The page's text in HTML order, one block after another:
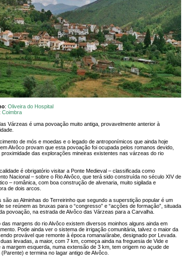
: Oliveira do Hospital
Coimbra
Várzeas é uma povoação muito antiga, provavelmente anterior à
de mós e moedas e o legado de antroponímicos que ainda hoje
Alvôco provam que esta povoação foi ocupada pelos romanos devido,
proximidade das explorações mineiras existentes nas várzeas do rio
é obrigatório visitar a Ponte Medieval – classificada como
Nacional – sobre o Rio Alvôco, que terá sido construída no século XIV de
– românica, com boa construção de alvenaria, muito sigilada e
de dois arcos.
são as Alminhas do Terreirinho que segundo a superstição popular é um
se reúnem as bruxas para o “congresso” e “acções de formação”, situada
povoação, na estrada de Alvôco das Várzeas para a Carvalha.
das margens do rio Alvôco existem diversos moinhos alguns ainda em
Pode ainda ver o sistema de irrigação comunitária, talvez o maior da
provável que remonte à época romana/árabe, designado por Levada.
levadas, a maior, com 7 km, começa ainda na freguesia de Vide e
a margem esquerda, numa extensão de 3 km, tem origem no açude de
e termina no lagar antigo de Alvôco.